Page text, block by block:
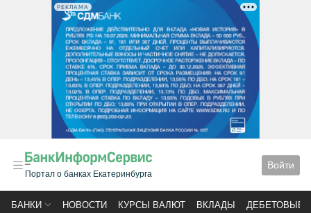
РЕКЛАМА
Портал о банках Екатеринбурга
Войти
БАНКИ НОВОСТИ КУРСЫ ВАЛЮТ ВКЛАДЫ ДЕБЕТОВЫЕ